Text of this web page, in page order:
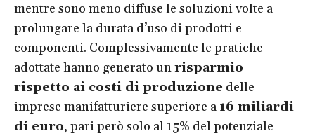
mentre sono meno diffuse le soluzioni volte a
prolungare la durata d’uso di prodotti e
componenti. Complessivamente le pratiche
adottate hanno generato unrisparmio
rispetto ai costi di produzione delle
imprese manifatturiere superiore a 16 miliardi
di euro, pari però solo al 15% del potenziale